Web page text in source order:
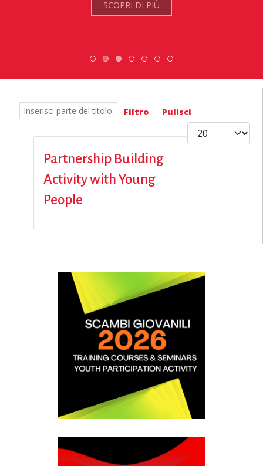
SCOPRI DI PIÙ
Tutti i progetti di volontariato ESC
Scambio Giovanile » 19 - 28 maggio
Scopri dove sono i nostri volontari
ESC » Volontariato
DiscoverEu Inclusion
Inserisci parte del titolo Filtro Pulisci
Visualizza #
Partnership Building
Activity with Young
People